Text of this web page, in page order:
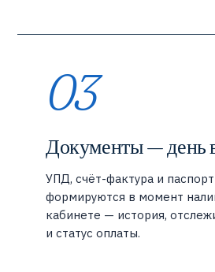
03
Документы — день
УПД, счёт-фактура и
формируются в момент
кабинете — история,
и статус оплаты.